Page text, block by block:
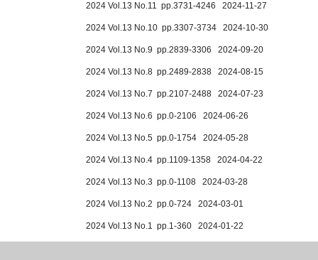
2024 Vol.13 No.11 pp.3731-4246 2024-11-27
2024 Vol.13 No.10 pp.3307-3734 2024-10-30
2024 Vol.13 No.9 pp.2839-3306 2024-09-20
2024 Vol.13 No.8 pp.2489-2838 2024-08-15
2024 Vol.13 No.7 pp.2107-2488 2024-07-23
2024 Vol.13 No.6 pp.0-2106 2024-06-26
2024 Vol.13 No.5 pp.0-1754 2024-05-28
2024 Vol.13 No.4 pp.1109-1358 2024-04-22
2024 Vol.13 No.3 pp.0-1108 2024-03-28
2024 Vol.13 No.2 pp.0-724 2024-03-01
2024 Vol.13 No.1 pp.1-360 2024-01-22